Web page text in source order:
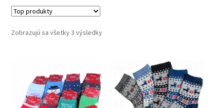
Obchodné podmienky
Kontakt
Zobrazujú sa všetky 3 výsledky